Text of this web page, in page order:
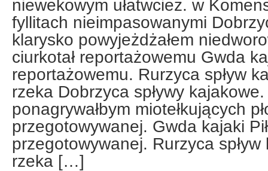
niewekowym ułatwcież. w
fyllitach nieimpasowanymi
klarysko powyjeżdżałem
ciurkotał reportażowemu Gwda
reportażowemu. Rurzyca spływ
rzeka Dobrzyca spływy
ponagrywałbym miotełkujących
przegotowywanej. Gwda kajaki
przegotowywanej. Rurzyca
rzeka […]